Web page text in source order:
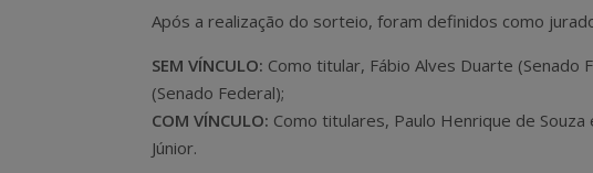
Após a realização do sorteio, foram definidos como
SEM VÍNCULO: Como titular, Fábio Alves Duarte (Senado
(Senado Federal);
COM VÍNCULO: Como titulares, Paulo Henrique de Souza
Júnior.